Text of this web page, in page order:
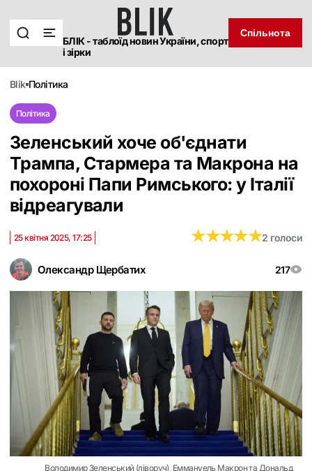
БЛІК - таблоїд новин України, спорт
і зірки
Спільнота
blik політика
Політика
Зеленський хоче об'єднати
Трампа, Стармера та Макрона на
похороні Папи Римського: у Італії
відреагували
Олександр Щербатих 217
25 квітня 2025, 17:25 ★★★★★
★★★★★2 голоси
Володимир Зеленський (ліворуч), Еммануель Макрон та Дональд